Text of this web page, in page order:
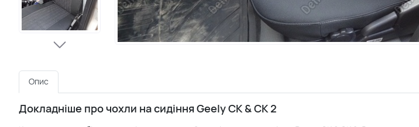
Опис
Докладніше про чохли на сидіння Geely CK & CK 2